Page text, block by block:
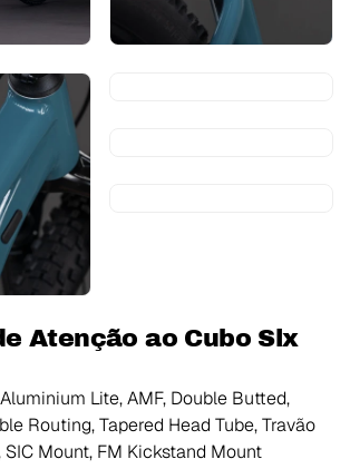
Atenção ao Cubo Slx
Aluminium Lite, AMF, Double Butted,
Routing, Tapered Head Tube, Travão
SIC Mount, FM Kickstand Mount